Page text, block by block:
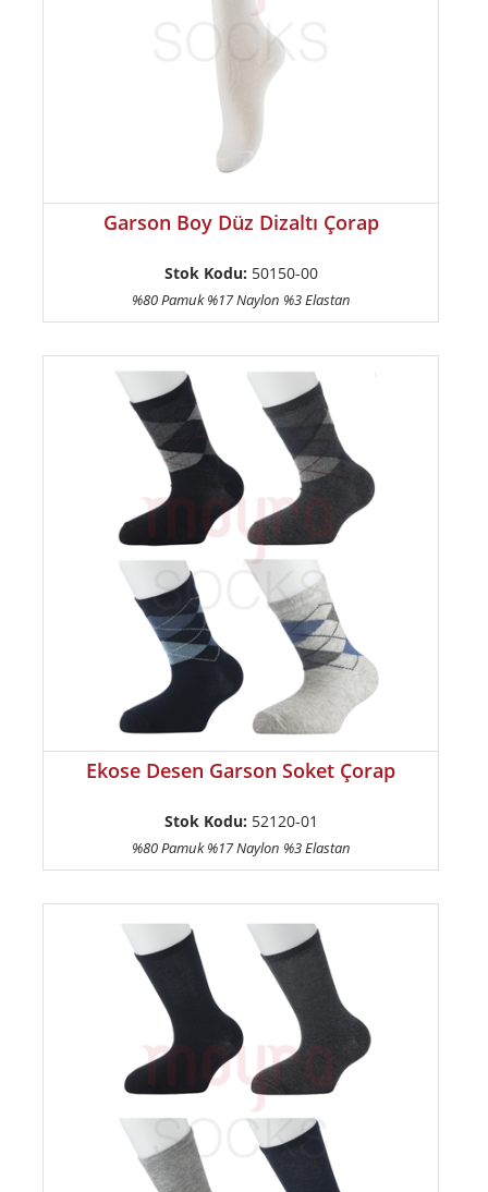
Garson Boy Düz Dizaltı Çorap
Stok Kodu: 50150-00
%80 Pamuk %17 Naylon %3 Elastan
Ekose Desen Garson Soket Çorap
Stok Kodu: 52120-01
%80 Pamuk %17 Naylon %3 Elastan